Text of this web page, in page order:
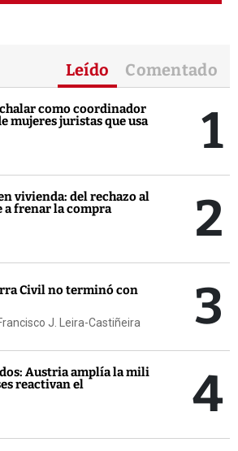
Leído Comentado
como coordinador
mujeres juristas que usa
1
vivienda: del rechazo al
a frenar la compra
2
Civil no terminó con
J. Leira-Castiñeira 3
Austria amplía la mili
reactivan el
4